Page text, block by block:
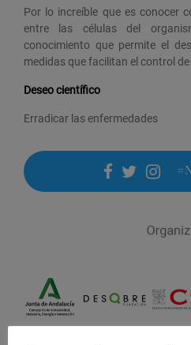
Por lo increíble que es conocer
entre las células del
conocimiento que permite el
medidas que facilitan el control
Deseo científico
Erradicar las enfermedades
facebook
twitter
instagram